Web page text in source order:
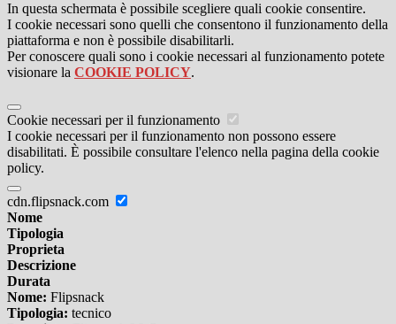
In questa schermata è possibile scegliere quali cookie consentire.
I cookie necessari sono quelli che consentono il funzionamento della
piattaforma e non è possibile disabilitarli.
Per conoscere quali sono i cookie necessari al funzionamento potete
visionare la COOKIE POLICY.
Cookie necessari per il funzionamento
I cookie necessari per il funzionamento non possono essere
disabilitati. È possibile consultare l'elenco nella pagina della cookie
policy.
cdn.flipsnack.com
Nome
Tipologia
Proprieta
Descrizione
Durata
Nome: Flipsnack
Tipologia: tecnico